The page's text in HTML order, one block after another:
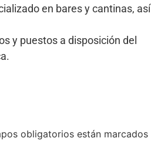
en bares y cantinas, así
y puestos a disposición del
obligatorios están marcados